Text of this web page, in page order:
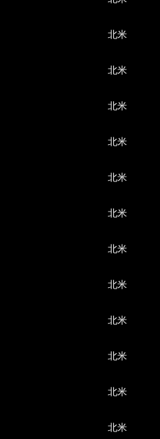
北米
北米
北米
北米
北米
北米
北米
北米
北米
北米
北米
北米